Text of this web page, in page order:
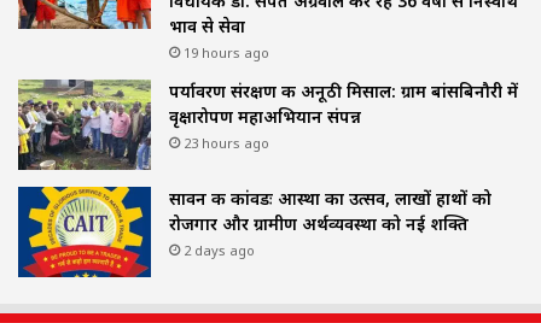
भाव से सेवा
19 hours ago
पर्यावरण संरक्षण की अनूठी मिसाल: ग्राम बांसबिनौरी में
वृक्षारोपण महाअभियान संपन्न
23 hours ago
सावन की कांवडः आस्था का उत्सव, लाखों हाथों को
रोजगार और ग्रामीण अर्थव्यवस्था को नई शक्ति
2 days ago